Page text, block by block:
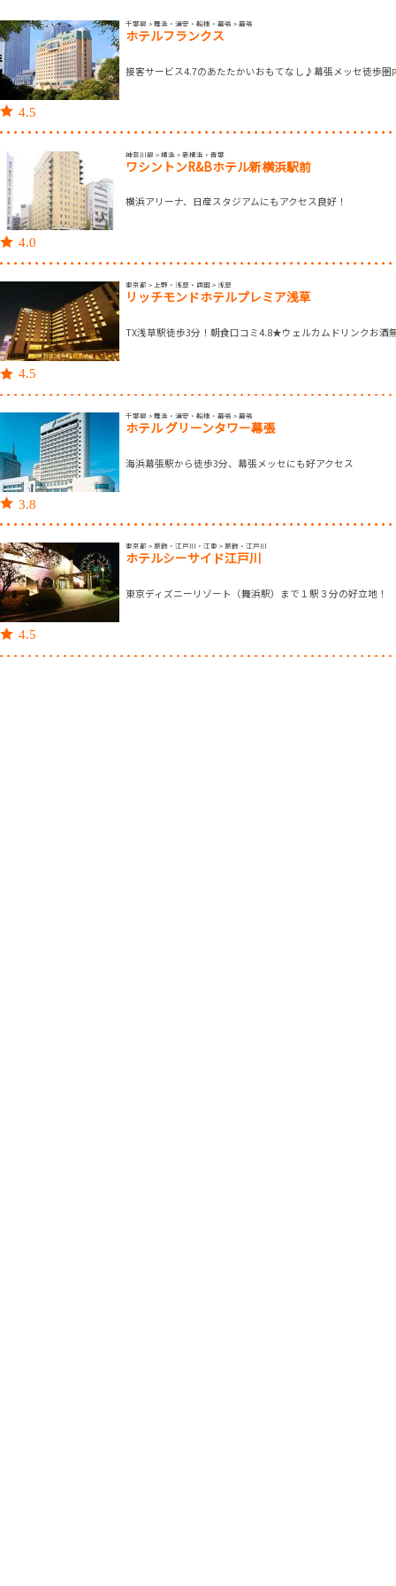
4.5
千葉県 > 舞浜・浦安・船橋・幕張 > 幕張
ホテルフランクス
接客サービス4.7のあたたかいおもてなし♪幕張メッセ徒歩圏
4.0
神奈川県 > 横浜 > 新横浜・青葉
ワシントンR&Bホテル新横浜駅前
横浜アリーナ、日産スタジアムにもアクセス良好！
4.5
東京都 > 上野・浅草・両国 > 浅草
リッチモンドホテルプレミア浅草
TX浅草駅徒歩3分！朝食口コミ4.8★ウェルカムドリンクお酒
3.8
千葉県 > 舞浜・浦安・船橋・幕張 > 幕張
ホテル グリーンタワー幕張
海浜幕張駅から徒歩3分、幕張メッセにも好アクセス
4.5
東京都 > 葛飾・江戸川・江東 > 葛飾・江戸川
ホテルシーサイド江戸川
東京ディズニーリゾート（舞浜駅）まで１駅３分の好立地！